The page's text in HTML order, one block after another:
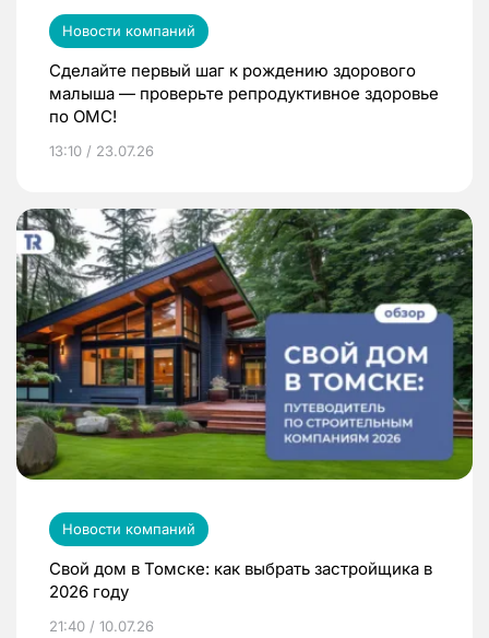
Новости компаний
Сделайте первый шаг к рождению здорового
малыша — проверьте репродуктивное здоровье
по ОМС!
13:10 / 23.07.26
Новости компаний
Свой дом в Томске: как выбрать застройщика в
2026 году
21:40 / 10.07.26